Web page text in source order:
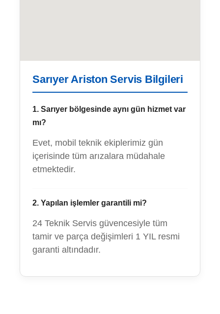
Sarıyer Ariston Servis Bilgileri
1. Sarıyer bölgesinde aynı gün hizmet var
mı?
Evet, mobil teknik ekiplerimiz gün
içerisinde tüm arızalara müdahale
etmektedir.
2. Yapılan işlemler garantili mi?
24 Teknik Servis güvencesiyle tüm
tamir ve parça değişimleri 1 YIL resmi
garanti altındadır.